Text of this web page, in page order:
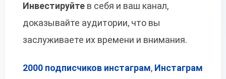
Инвестируйте в себя и ваш канал,
доказывайте аудитории, что вы
заслуживаете их времени и внимания.
2000 подписчиков инстаграм, Инстаграм